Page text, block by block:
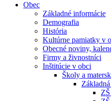
Obec
Základné informácie
Demografia
História
Kultúrne pamiatky v
Obecné noviny,
Firmy a živnostníci
Inštitúcie v obci
Školy a